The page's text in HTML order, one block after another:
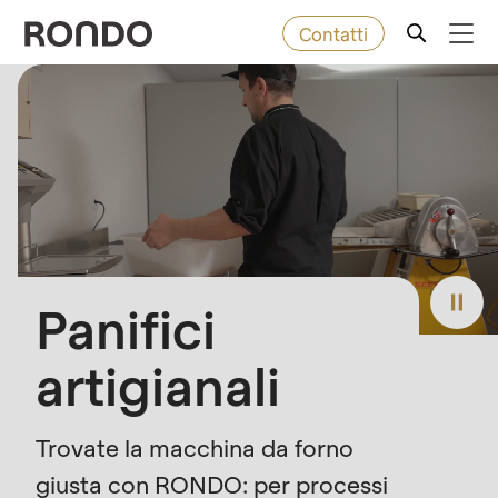
Skip
main
content
Contatti
Macchine
Soluzioni
Servizi
Azienda
Error
message
mb_substr():
Passing
null
parameter
#1
($string)
of
type
Panifici
artigianali
Trovate la macchina da forno
giusta con RONDO: per processi